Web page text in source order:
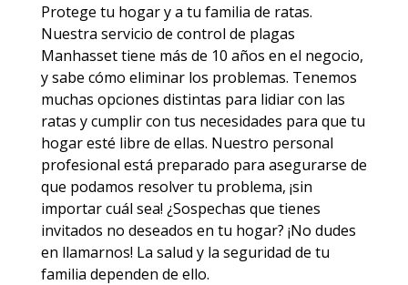
Protege tu hogar y a tu familia de ratas.
Nuestra servicio de control de plagas
Manhassettiene más de 10 años en el negocio,
y sabe cómo eliminar los problemas. Tenemos
muchas opciones distintas para lidiar con las
ratas y cumplir con tus necesidades para que tu
hogar esté libre de ellas. Nuestro personal
profesional está preparado para asegurarse de
que podamos resolver tu problema, ¡sin
importar cuál sea! ¿Sospechas que tienes
invitados no deseados en tu hogar? ¡No dudes
en llamarnos! La salud y la seguridad de tu
familia dependen de ello.